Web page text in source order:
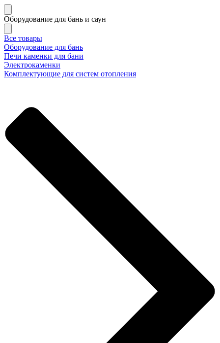
Оборудование для бань и саун
Все товары
Оборудование для бань
Печи каменки для бани
Электрокаменки
Комплектующие для систем отопления